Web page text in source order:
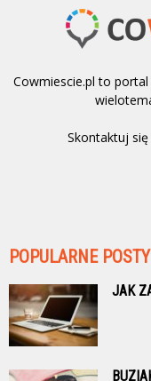
Cowmiescie.pl to
Skontaktuj się
POPULARNE POSTY
JAK